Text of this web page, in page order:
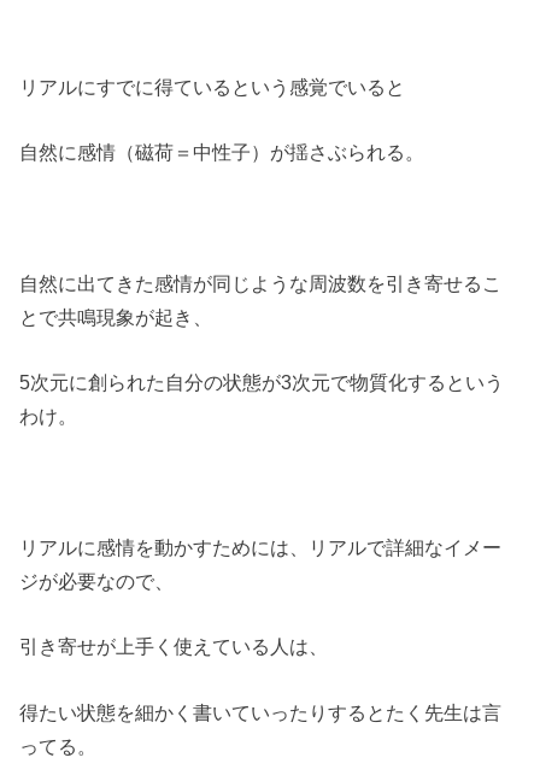
リアルにすでに得ているという感覚でいると
自然に感情（磁荷＝中性子）が揺さぶられる。
自然に出てきた感情が同じような周波数を引き寄せるこ
とで共鳴現象が起き、
5次元に創られた自分の状態が3次元で物質化するという
わけ。
リアルに感情を動かすためには、リアルで詳細なイメー
ジが必要なので、
引き寄せが上手く使えている人は、
得たい状態を細かく書いていったりするとたく先生は言
ってる。